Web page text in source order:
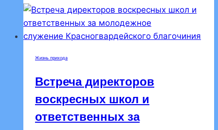
четырехлетие
со
дня
Жизнь прихода
Встреча директоров
воскресных школ и
ответственных за